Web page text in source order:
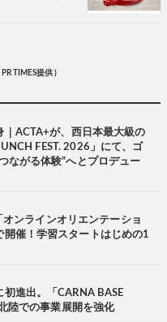
TIMES提供 )
｜ACTA+が、西日本最大級の
FEST. 2026」にて、ゴ
ながる体験”へとプロデュー
ンラインオリエンテーショ
開催！学習スタートはじめの1
進出。「CARNA BASE
陸での事業展開を強化